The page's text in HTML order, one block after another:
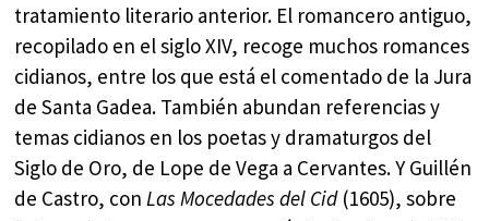
tratamiento literario anterior. El romancero antiguo,
recopilado en el siglo XIV, recoge muchos romances
cidianos, entre los que está el comentado de la Jura
de Santa Gadea. También abundan referencias y
temas cidianos en los poetas y dramaturgos del
Siglo de Oro, de Lope de Vega a Cervantes. Y Guillén
de Castro, conLas Mocedades del Cid(1605), sobre